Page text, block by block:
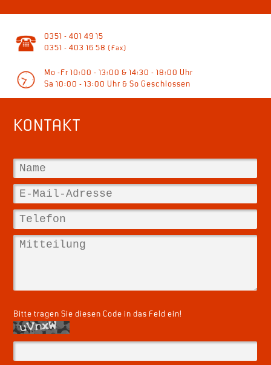
0351 - 401 49 15
0351 - 403 16 58 (Fax)
Mo -Fr 10:00 - 13:00 & 14:30 - 18:00 Uhr
Sa 10:00 - 13:00 Uhr & So Geschlossen
KONTAKT
Bitte tragen Sie diesen Code in das Feld ein!